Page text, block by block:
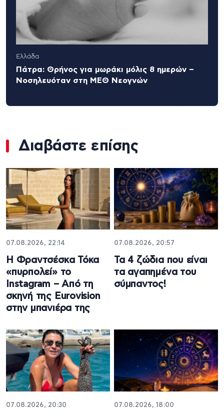
Ελλάδα
Πάτρα: Θρήνος για μωράκι μόλις 8 ημερών –
Νοσηλευόταν στη ΜΕΘ Νεογνών
Διαβάστε επίσης
07.08.2026, 22:14
Η Φραντσέσκα Τόκα
«πυρπολεί» το
Instagram – Από τη
σκηνή της Eurovision
στην μπανιέρα της
07.08.2026, 20:57
Τα 4 ζώδια που είναι
τα αγαπημένα του
σύμπαντος!
07.08.2026, 20:30 07.08.2026, 18:00